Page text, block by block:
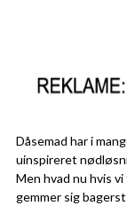
Dåsemad har i
uinspireret
Men hvad nu hvis
gemmer sig